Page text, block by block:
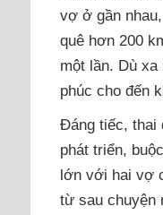
vợ ở gần
quê hơn 200
một lần. Dù xa
phúc cho đến
Đáng tiếc, thai
phát triển,
lớn với hai vợ
từ sau chuyện